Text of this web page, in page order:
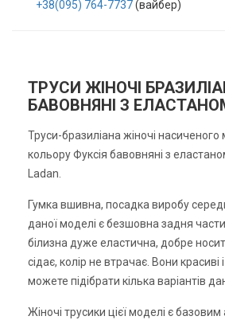
+38(095) 764-7737(вайбер)
ТРУСИ ЖІНОЧІ
БАВОВНЯНІ З
Труси-бразиліана жіночі
кольору Фуксія бавовняні з
Ladan.
Гумка вшивна, посадка виробу
даної моделі є безшовна задня
білизна дуже еластична, добре
сідає, колір не втрачає. Вони красиві
можете підібрати кілька варіантів
Жіночі трусики цієї моделі є